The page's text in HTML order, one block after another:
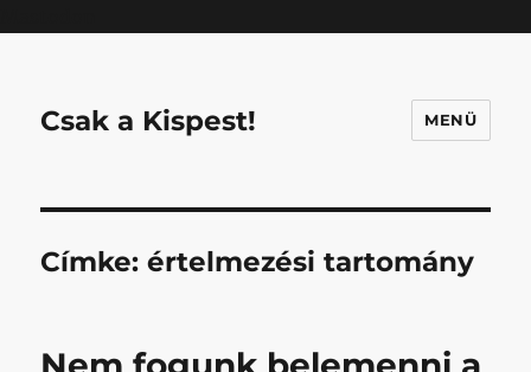
Csak a Kispest! MENÜ
Címke:értelmezési tartomány